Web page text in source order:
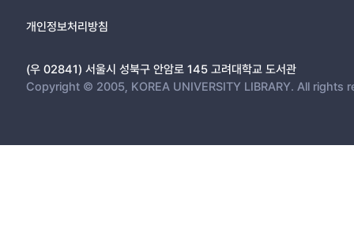
개인정보처리방침
(우 02841) 서울시 성북구 안암로 145 고려대학교 도서관
Copyright © 2005, KOREA UNIVERSITY LIBRARY. All rights